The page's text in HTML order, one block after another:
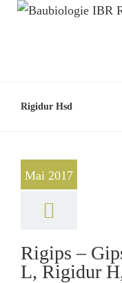
Rigidur Hsd
Mai 2017
Rigips –
L, Rigidur